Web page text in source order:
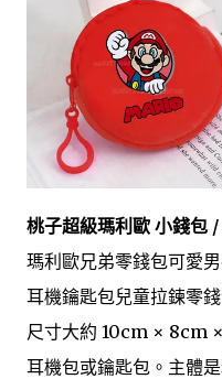
桃子超級瑪利歐 小錢包
瑪利歐兄弟零錢包可愛
耳機鑰匙包兒童拉鍊零
尺寸大約 10cm × 8cm
耳機包或鑰匙包。主體